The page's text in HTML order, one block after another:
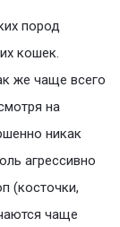
пород
кошек.
же чаще всего
на
никак
агрессивно
(косточки,
чаще